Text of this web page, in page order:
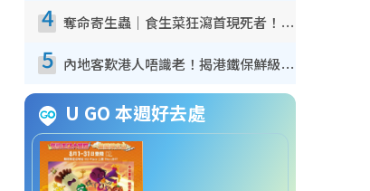
4 奪命寄生蟲｜食生菜狂瀉首現死者！疫潮惡化錄1.8萬宗病例 揭洗菜3大謬誤
5 內地客歎港人唔識老！揭港鐵保鮮級冷氣 港人求放過：咪投訴
U GO 本週好去處